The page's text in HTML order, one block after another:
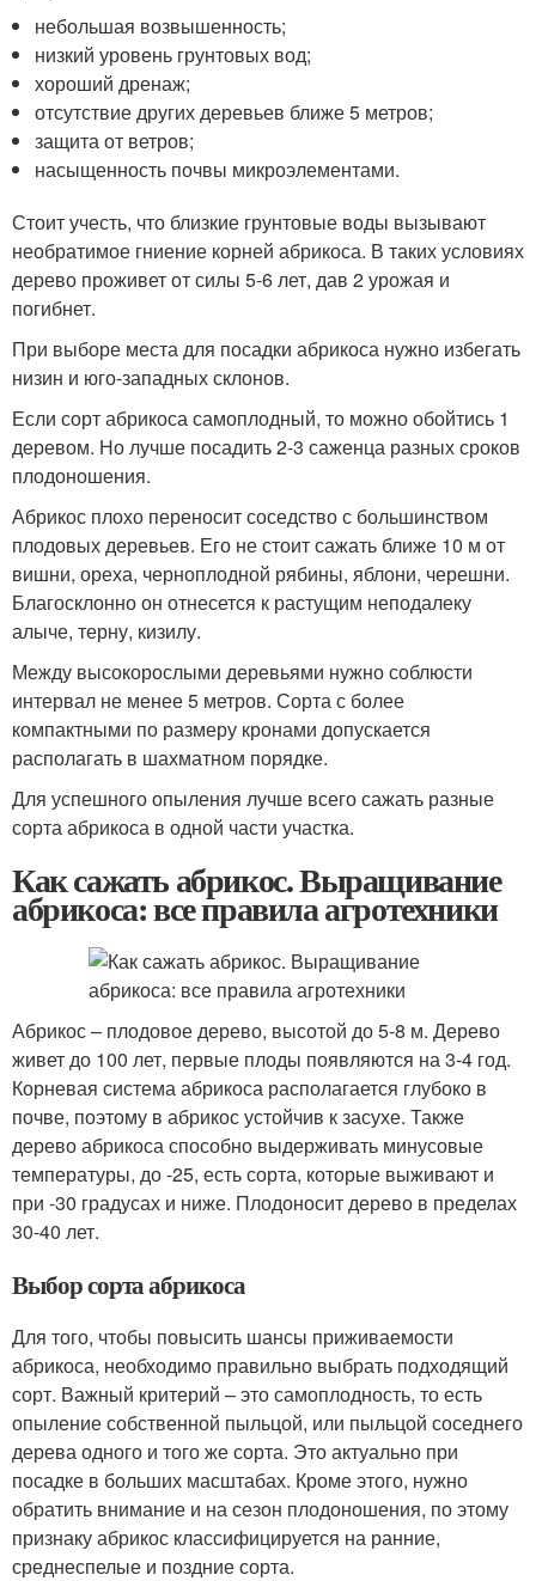
небольшая возвышенность;
низкий уровень грунтовых вод;
хороший дренаж;
отсутствие других деревьев ближе 5 метров;
защита от ветров;
насыщенность почвы микроэлементами.
Стоит учесть, что близкие грунтовые воды вызывают
необратимое гниение корней абрикоса. В таких условиях
дерево проживет от силы 5-6 лет, дав 2 урожая и
погибнет.
При выборе места для посадки абрикоса нужно избегать
низин и юго-западных склонов.
Если сорт абрикоса самоплодный, то можно обойтись 1
деревом. Но лучше посадить 2-3 саженца разных сроков
плодоношения.
Абрикос плохо переносит соседство с большинством
плодовых деревьев. Его не стоит сажать ближе 10 м от
вишни, ореха, черноплодной рябины, яблони, черешни.
Благосклонно он отнесется к растущим неподалеку
алыче, терну, кизилу.
Между высокорослыми деревьями нужно соблюсти
интервал не менее 5 метров. Сорта с более
компактными по размеру кронами допускается
располагать в шахматном порядке.
Для успешного опыления лучше всего сажать разные
сорта абрикоса в одной части участка.
Как сажать абрикос. Выращивание
абрикоса: все правила агротехники
Абрикос – плодовое дерево, высотой до 5-8 м. Дерево
живет до 100 лет, первые плоды появляются на 3-4 год.
Корневая система абрикоса располагается глубоко в
почве, поэтому в абрикос устойчив к засухе. Также
дерево абрикоса способно выдерживать минусовые
температуры, до -25, есть сорта, которые выживают и
при -30 градусах и ниже. Плодоносит дерево в пределах
30-40 лет.
Выбор сорта абрикоса
Для того, чтобы повысить шансы приживаемости
абрикоса, необходимо правильно выбрать подходящий
сорт. Важный критерий – это самоплодность, то есть
опыление собственной пыльцой, или пыльцой соседнего
дерева одного и того же сорта. Это актуально при
посадке в больших масштабах. Кроме этого, нужно
обратить внимание и на сезон плодоношения, по этому
признаку абрикос классифицируется на ранние,
среднеспелые и поздние сорта.